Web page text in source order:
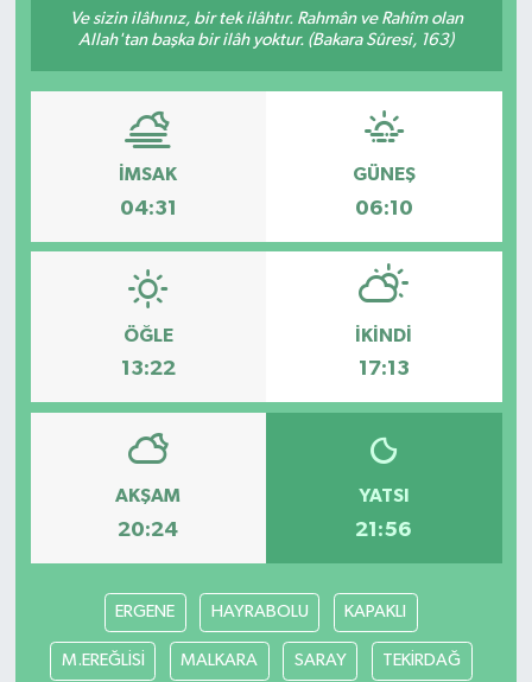
Ve sizin ilâhınız, bir tek ilâhtır. Rahmân ve Rahîm olan
Allah'tan başka bir ilâh yoktur. (Bakara Sûresi, 163)
İMSAK
04:31
GÜNEŞ
06:10
ÖĞLE
13:22
İKINDI
17:13
AKŞAM
20:24
YATSI
21:56
ERGENE HAYRABOLU KAPAKLI
M.EREĞLİSİ MALKARA SARAY TEKİRDAĞ
Resmi İlanlar